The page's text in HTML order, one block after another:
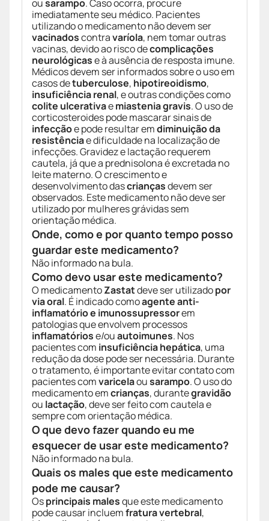
ousarampo. Caso ocorra, procure
imediatamente seu médico. Pacientes
utilizando o medicamento não devem ser
vacinadoscontravaríola, nem tomar outras
vacinas, devido ao risco decomplicações
neurológicase à ausência de resposta imune.
Médicos devem ser informados sobre o uso em
casos detuberculose, hipotireoidismo,
insuficiência renal, e outras condições como
colite ulcerativaemiastenia gravis. O uso de
corticosteroides pode mascarar sinais de
infecçãoe pode resultar emdiminuição da
resistênciae dificuldade na localização de
infecções. Gravidez e lactação requerem
cautela, já que a prednisolona é excretada no
leite materno. O crescimento e
desenvolvimento dascriançasdevem ser
observados. Este medicamento não deve ser
utilizado por mulheres grávidas sem
orientação médica.
Onde, como e por quanto tempo posso
guardar este medicamento?
Não informado na bula.
Como devo usar este medicamento?
O medicamentoZastatdeve ser utilizadopor
via oral. É indicado comoagente anti-
inflamatório e imunossupressorem
patologias que envolvem processos
inflamatóriose/ouautoimunes. Nos
pacientes com insuficiência hepática, uma
redução da dose pode ser necessária. Durante
o tratamento, é importante evitar contato com
pacientes comvaricelaousarampo. O uso do
medicamento emcrianças, durantegravidão
ou lactação, deve ser feito com cautela e
sempre com orientação médica.
O que devo fazer quando eu me
esquecer de usar este medicamento?
Não informado na bula.
Quais os males que este medicamento
pode me causar?
Osprincipais malesque este medicamento
pode causar incluemfratura vertebral,